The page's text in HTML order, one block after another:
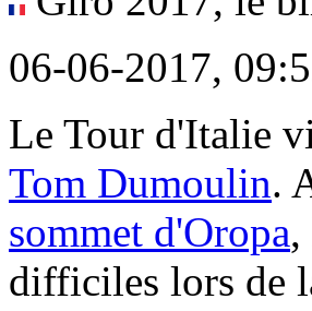
06-06-2017,
Le Tour d'Italie
Tom Dumoulin.
sommet d'Oropa,
difficiles lors de